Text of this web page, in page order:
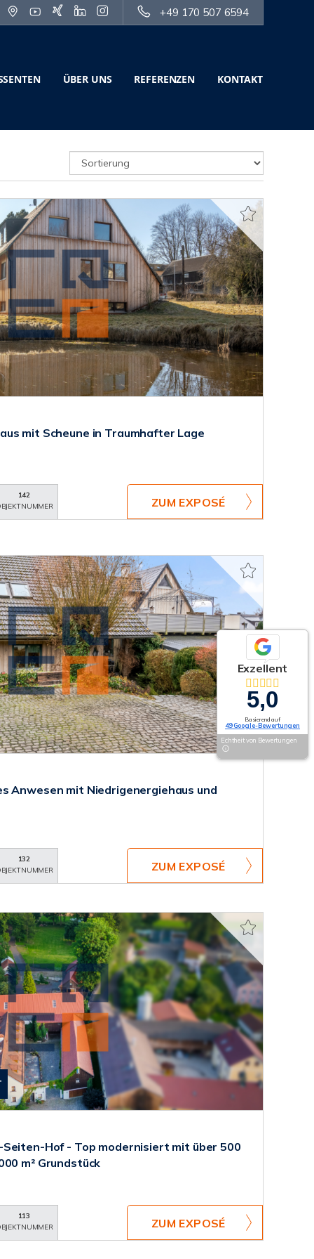
+49 170 507 6594
ÜBER UNS REFERENZEN KONTAKT
mit Scheune in Traumhafter Lage
142
ZUM EXPOSÉ
Anwesen mit Niedrigenergiehaus und
132
ZUM EXPOSÉ
Seiten-Hof - Top modernisiert mit über 500
m² Grundstück
113
ZUM EXPOSÉ
Exzellent
5,0
Basierend auf
49 Google-Bewertungen
Echtheit von Bewertungen